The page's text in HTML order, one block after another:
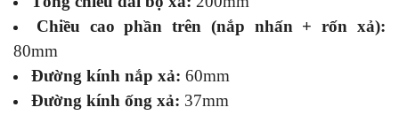
Chiều cao phần trên (nắp nhấn + rốn xả):
80mm
Đường kính nắp xả: 60mm
Đường kính ống xả: 37mm